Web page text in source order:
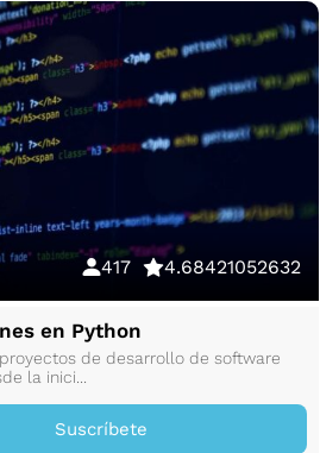
417 4.68421052632
en Python
de desarrollo de software
la inici...
Suscríbete